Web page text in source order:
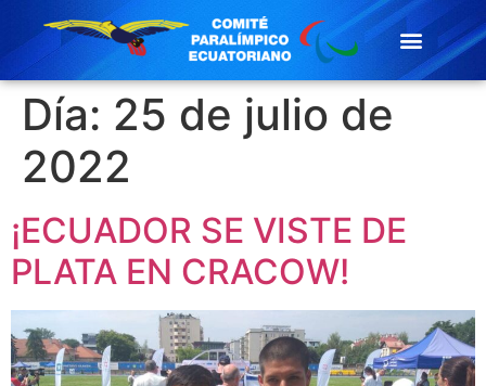
Día: 25 de julio de
2022
¡ECUADOR SE VISTE DE
PLATA EN CRACOW!